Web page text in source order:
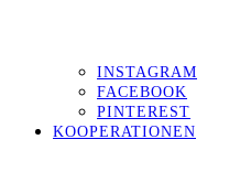
INSTAGRAM
FACEBOOK
PINTEREST
KOOPERATIONEN